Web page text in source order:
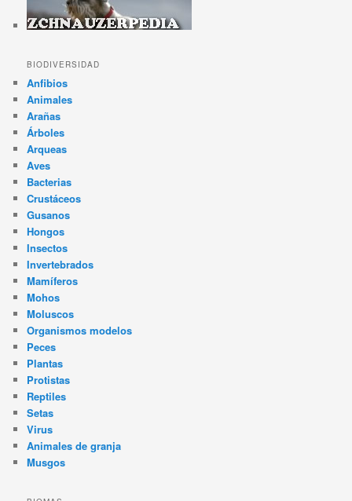
BIODIVERSIDAD
Anfibios
Animales
Arañas
Árboles
Arqueas
Aves
Bacterias
Crustáceos
Gusanos
Hongos
Insectos
Invertebrados
Mamíferos
Mohos
Moluscos
Organismos modelos
Peces
Plantas
Protistas
Reptiles
Setas
Virus
Animales de granja
Musgos